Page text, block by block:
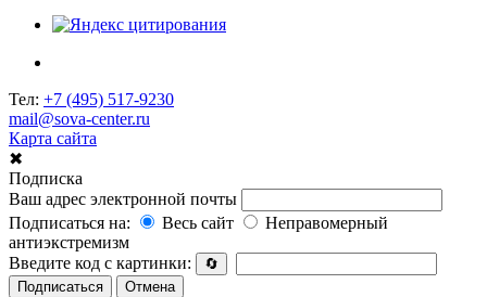
Тел: +7 (495) 517-9230
mail@sova-center.ru
Карта сайта
✖
Подписка
Ваш адрес электронной почты
Подписаться на:
Весь сайт
Неправомерный
антиэкстремизм
Введите код с картинки:
🔄
Подписаться
Отмена